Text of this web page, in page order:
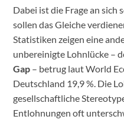
Dabei ist die Frage an sich
sollen das Gleiche
Statistiken zeigen eine
unbereinigte Lohnlücke –
Gap – betrug laut World
Deutschland 19,9 %. Die
gesellschaftliche
Entlohnungen oft